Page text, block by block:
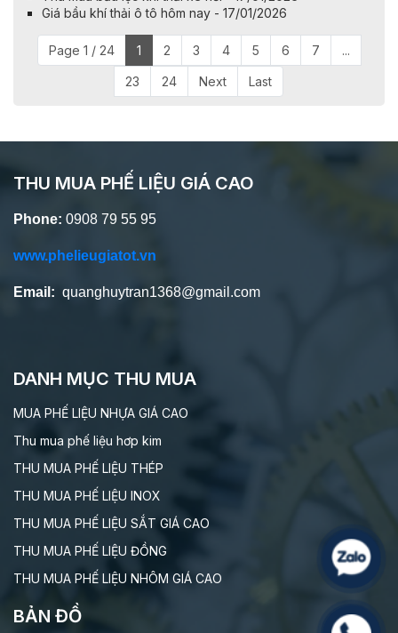
Giá bầu khí thải ô tô hôm nay - 17/01/2026
Page 1 / 24 1 2 3 4 5 6 7 ...
23 24 Next Last
THU MUA PHẾ LIỆU GIÁ CAO
Phone: 0908 79 55 95
www.phelieugiatot.vn
Email: quanghuytran1368@gmail.com
DANH MỤC THU MUA
MUA PHẾ LIỆU NHỰA GIÁ CAO
Thu mua phế liệu hơp kim
THU MUA PHẾ LIỆU THÉP
THU MUA PHẾ LIỆU INOX
THU MUA PHẾ LIỆU SẮT GIÁ CAO
THU MUA PHẾ LIỆU ĐỒNG
THU MUA PHẾ LIỆU NHÔM GIÁ CAO
BẢN ĐỒ